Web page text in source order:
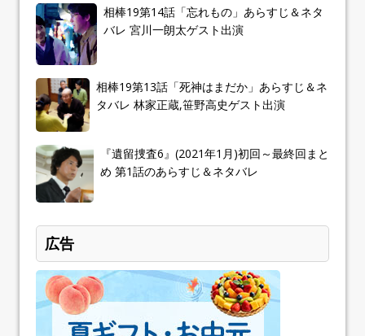
相棒19第14話「忘れもの」あらすじ＆ネタ
バレ 宮川一朗太ゲスト出演
相棒19第13話「死神はまだか」あらすじ＆ネ
タバレ 林家正蔵,笹野高史ゲスト出演
『遺留捜査6』(2021年1月)初回～最終回まと
め 第1話のあらすじ＆ネタバレ
広告